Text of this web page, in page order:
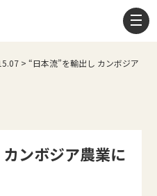
>“日本流”を輸出し カンボジア
ンボジア農業に